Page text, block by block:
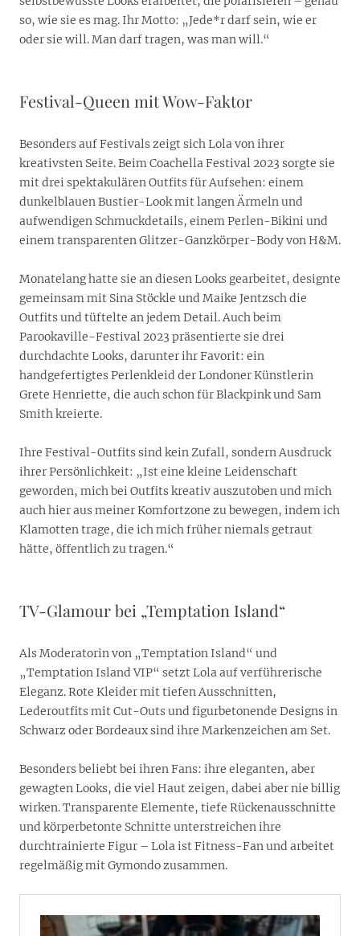
so, wie sie es mag. Ihr Motto: „Jede*r darf sein, wie er
oder sie will. Man darf tragen, was man will.“
Festival-Queen mit Wow-Faktor
Besonders auf Festivals zeigt sich Lola von ihrer
kreativsten Seite. Beim Coachella Festival 2023 sorgte sie
mit drei spektakulären Outfits für Aufsehen: einem
dunkelblauen Bustier-Look mit langen Ärmeln und
aufwendigen Schmuckdetails, einem Perlen-Bikini und
einem transparenten Glitzer-Ganzkörper-Body von H&M.
Monatelang hatte sie an diesen Looks gearbeitet, designte
gemeinsam mit Sina Stöckle und Maike Jentzsch die
Outfits und tüftelte an jedem Detail. Auch beim
Parookaville-Festival 2023 präsentierte sie drei
durchdachte Looks, darunter ihr Favorit: ein
handgefertigtes Perlenkleid der Londoner Künstlerin
Grete Henriette, die auch schon für Blackpink und Sam
Smith kreierte.
Ihre Festival-Outfits sind kein Zufall, sondern Ausdruck
ihrer Persönlichkeit: „Ist eine kleine Leidenschaft
geworden, mich bei Outfits kreativ auszutoben und mich
auch hier aus meiner Komfortzone zu bewegen, indem ich
Klamotten trage, die ich mich früher niemals getraut
hätte, öffentlich zu tragen.“
TV-Glamour bei „Temptation Island“
Als Moderatorin von „Temptation Island“ und
„Temptation Island VIP“ setzt Lola auf verführerische
Eleganz. Rote Kleider mit tiefen Ausschnitten,
Lederoutfits mit Cut-Outs und figurbetonende Designs in
Schwarz oder Bordeaux sind ihre Markenzeichen am Set.
Besonders beliebt bei ihren Fans: ihre eleganten, aber
gewagten Looks, die viel Haut zeigen, dabei aber nie billig
wirken. Transparente Elemente, tiefe Rückenausschnitte
und körperbetonte Schnitte unterstreichen ihre
durchtrainierte Figur – Lola ist Fitness-Fan und arbeitet
regelmäßig mit Gymondo zusammen.